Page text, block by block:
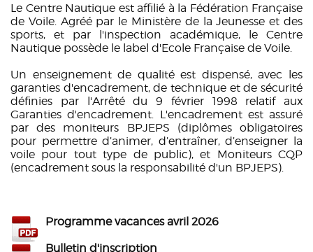
Le Centre Nautique est affilié à la Fédération Française
de Voile. Agréé par le Ministère de la Jeunesse et des
sports, et par l'inspection académique, le Centre
Nautique possède le label d'Ecole Française de Voile.
Un enseignement de qualité est dispensé, avec les
garanties d'encadrement, de technique et de sécurité
définies par l'Arrêté du 9 février 1998 relatif aux
Garanties d'encadrement. L'encadrement est assuré
par des moniteurs BPJEPS (diplômes obligatoires
pour permettre d’animer, d’entraîner, d’enseigner la
voile pour tout type de public), et Moniteurs CQP
(encadrement sous la responsabilité d'un BPJEPS).
Programme vacances avril 2026
Bulletin d'inscription